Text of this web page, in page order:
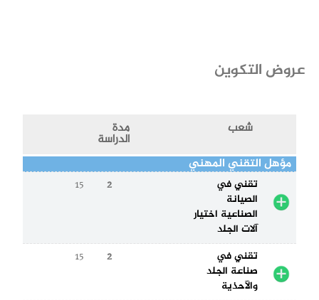
عروض التكوين
شعب مدة
الدراسة
مؤهل التقني المهني
تقني في
الصيانة
الصناعية اختيار
آلات الجلد
2
15
تقني في
صناعة الجلد
والآحذية
2
15